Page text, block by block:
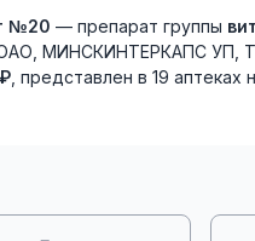
№20 — препарат группы
МИНСКИНТЕРКАПС УП,
, представлен в 19